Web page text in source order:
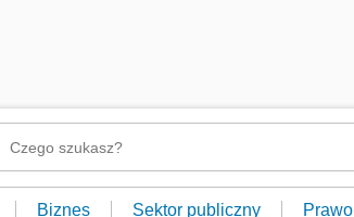
Biznes Sektor publiczny Prawo